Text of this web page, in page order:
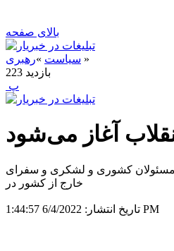
بالای صفحه
سیاست »رهبری
»
223 بازدید
‍ پ
آغاز می‌شود
مسئولان کشوری و لشکری و سفرای
خارج از کشور در
تاریخ انتشار: 6/4/2022 1:44:57 PM